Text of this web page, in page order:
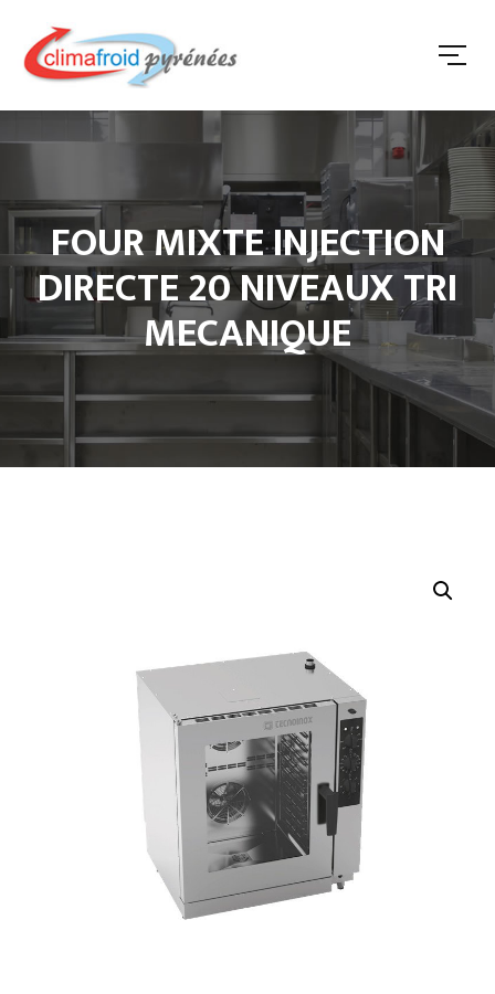
FOUR MIXTE INJECTION
DIRECTE 20 NIVEAUX TRI
MECANIQUE